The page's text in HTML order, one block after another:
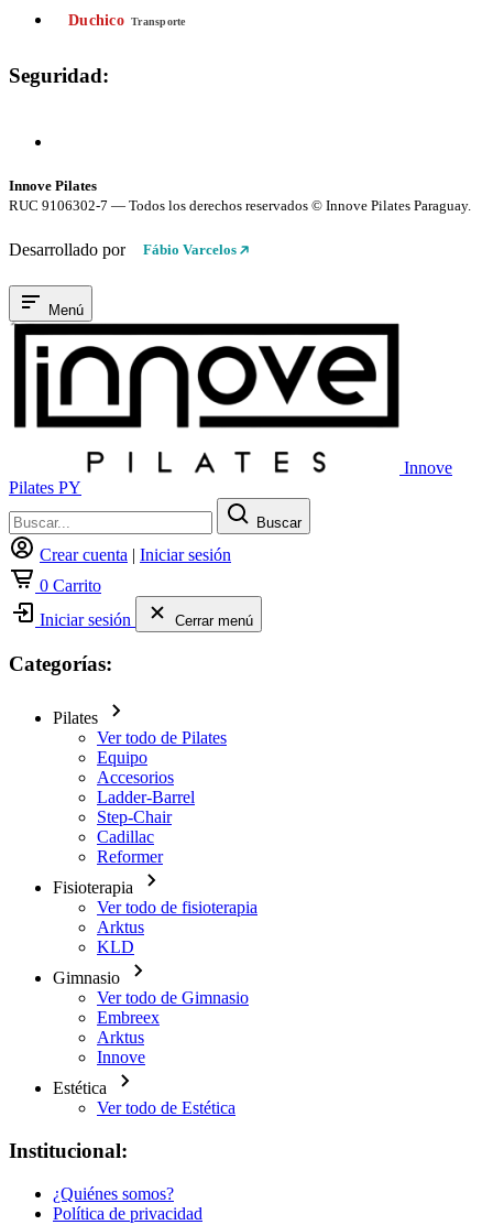
Duchico Transporte
Seguridad:
Innove Pilates
RUC 9106302-7 — Todos los derechos reservados © Innove Pilates Paraguay.
Desarrollado por Fábio Varcelos
Menú
Innove
Pilates PY
Buscar
Crear cuenta | Iniciar sesión
0 Carrito
Iniciar sesión
Cerrar menú
Categorías:
Pilates
Ver todo de Pilates
Equipo
Accesorios
Ladder-Barrel
Step-Chair
Cadillac
Reformer
Fisioterapia
Ver todo de fisioterapia
Arktus
KLD
Gimnasio
Ver todo de Gimnasio
Embreex
Arktus
Innove
Estética
Ver todo de Estética
Institucional:
¿Quiénes somos?
Política de privacidad